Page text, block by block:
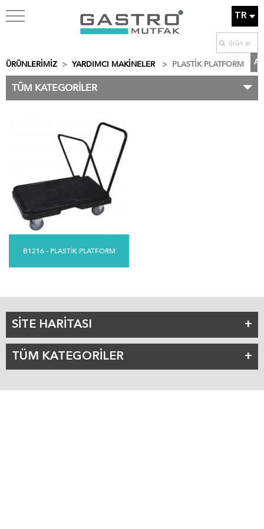
TR
ÜRÜNLERİMİZ >YARDIMCI MAKİNELER > PLASTİK PLATFORM
TÜM KATEGORİLER
B1216 - PLASTİK PLATFORM
SİTE HARİTASI
TÜM KATEGORİLER